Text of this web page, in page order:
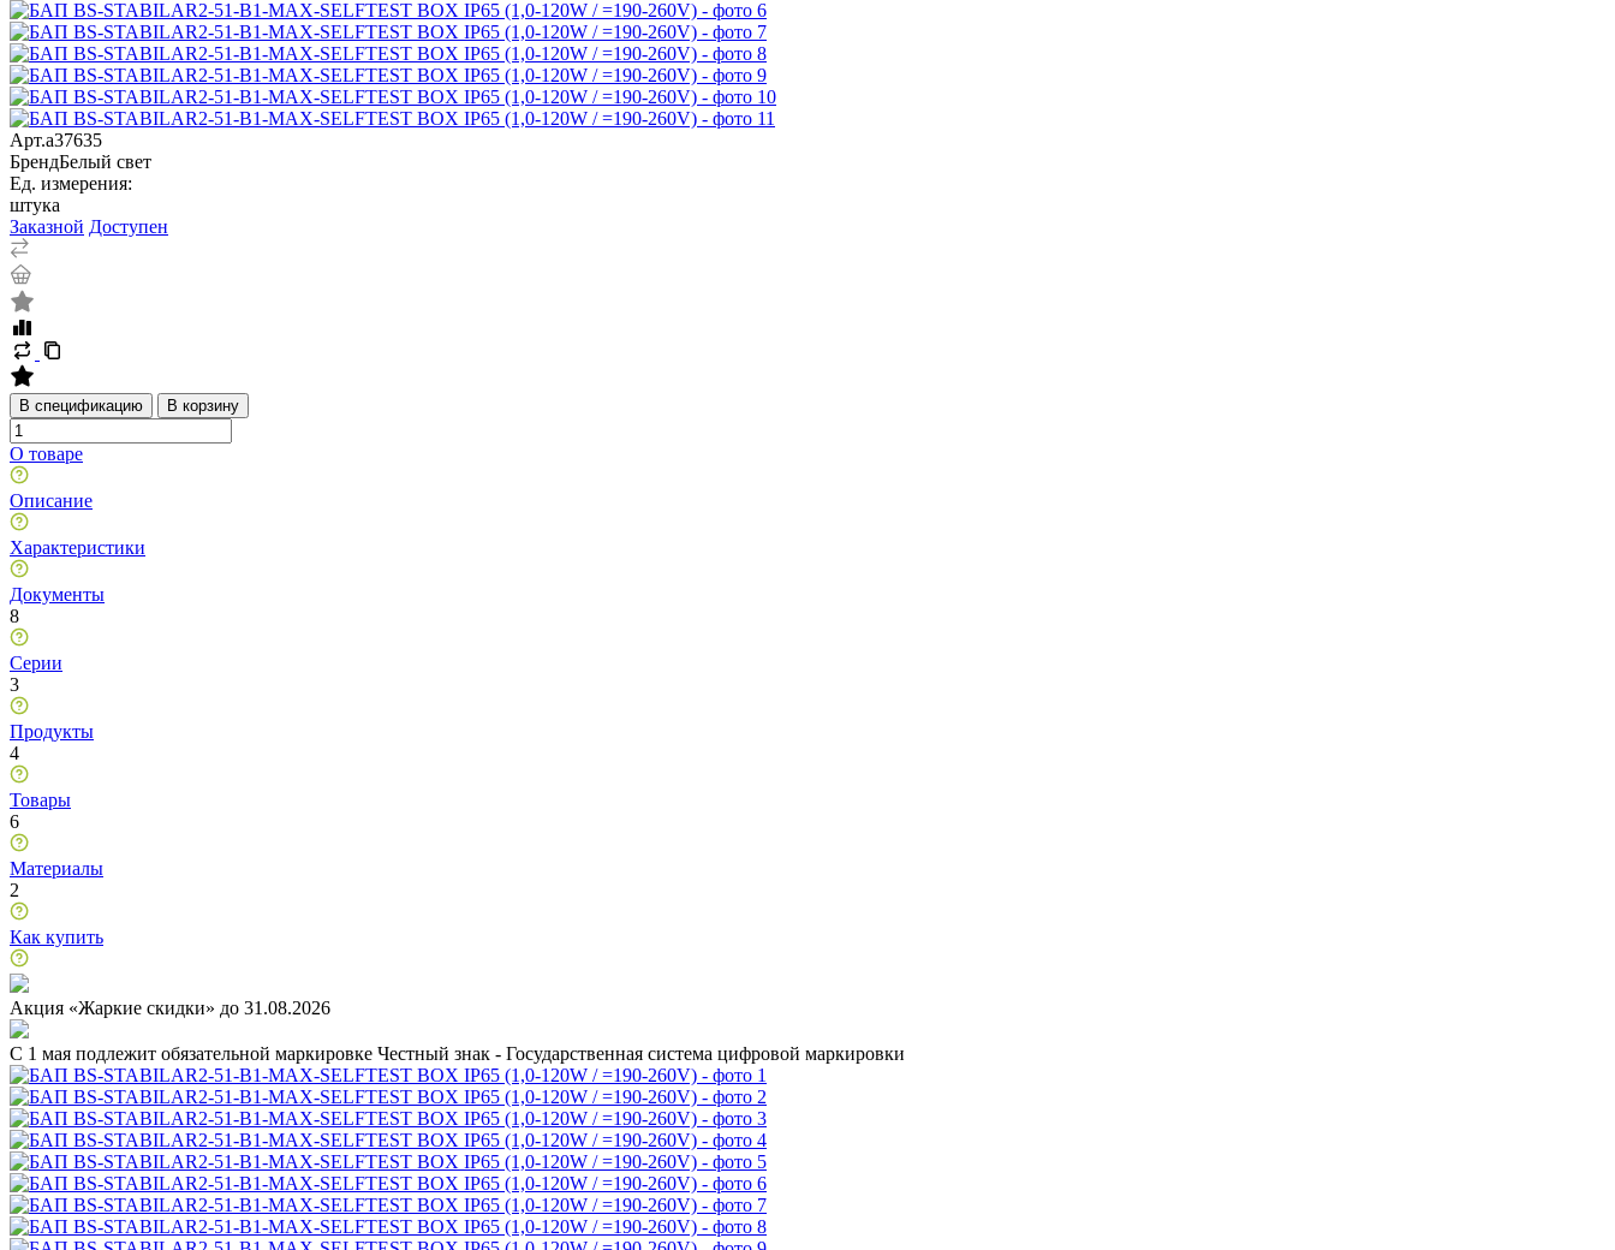
Арт.a37635
БрендБелый свет
Ед. измерения:
штука
Заказной Доступен
В спецификацию В корзину
О товаре
Описание
Характеристики
Документы
8
Серии
3
Продукты
4
Товары
6
Материалы
2
Как купить
Акция «Жаркие скидки» до 31.08.2026
C 1 мая подлежит обязательной маркировке Честный знак - Государственная система цифровой маркировки